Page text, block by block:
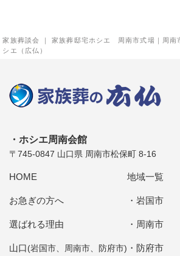
家族葬談会 ｜ 家族葬邸宅ホシエ 周南市式場｜周南
シエ（広仏）
ホシエ周南会館
〒745-0847 山口県 周南市松保町 8-16
HOME
お急ぎの方へ
選ばれる理由
山口 (岩国市、周南市、防府市)
地域一覧
岩国市
周南市
防府市